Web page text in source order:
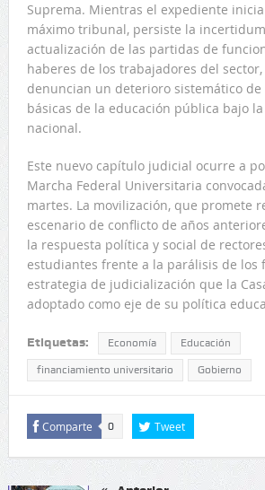
Suprema. Mientras el expediente
máximo tribunal, persiste la
actualización de las partidas de
haberes de los trabajadores del
denuncian un deterioro sistemático de
básicas de la educación pública bajo
nacional.
Este nuevo capítulo judicial ocurre a
Marcha Federal Universitaria
martes. La movilización, que promete
escenario de conflicto de años
la respuesta política y social de
estudiantes frente a la parálisis de los
estrategia de judicialización que la
adoptado como eje de su política
Etiquetas: Economía Educación
financiamiento universitario Gobierno
Comparte 0 Tweet